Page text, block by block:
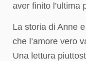
aver finito l’ultima
La storia di Anne
che l’amore vero
Una lettura